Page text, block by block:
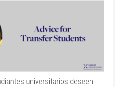
universitarios deseen